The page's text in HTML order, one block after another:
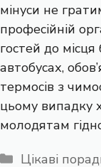
мінуси не
професійній
гостей до
автобусах,
термосів з
цьому випадку
молодятам
Категорії
Цікаві